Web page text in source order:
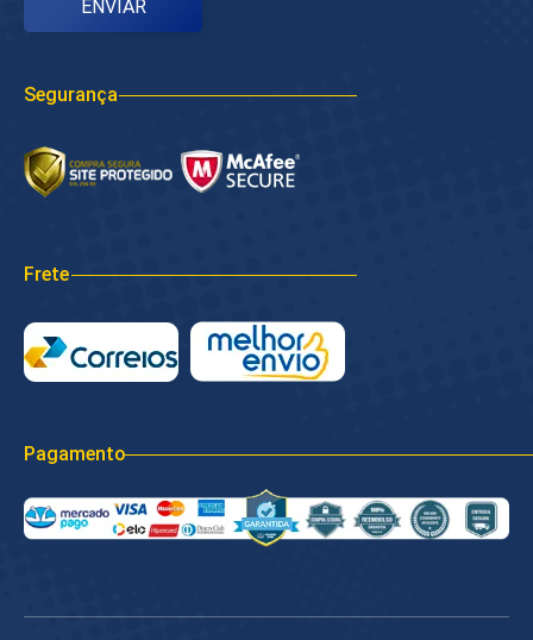
Segurança
Frete
Pagamento